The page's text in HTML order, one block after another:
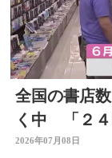
全国の書店
く中 「２４
り組みも 大
2026年07月08日